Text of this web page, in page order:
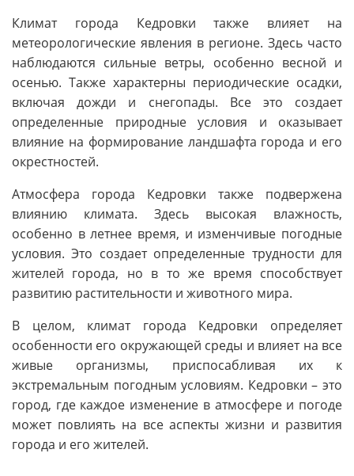
Климат города Кедровки также влияет на
метеорологические явления в регионе. Здесь часто
наблюдаются сильные ветры, особенно весной и
осенью. Также характерны периодические осадки,
включая дожди и снегопады. Все это создает
определенные природные условия и оказывает
влияние на формирование ландшафта города и его
окрестностей.
Атмосфера города Кедровки также подвержена
влиянию климата. Здесь высокая влажность,
особенно в летнее время, и изменчивые погодные
условия. Это создает определенные трудности для
жителей города, но в то же время способствует
развитию растительности и животного мира.
В целом, климат города Кедровки определяет
особенности его окружающей среды и влияет на все
живые организмы, приспосабливая их к
экстремальным погодным условиям. Кедровки – это
город, где каждое изменение в атмосфере и погоде
может повлиять на все аспекты жизни и развития
города и его жителей.